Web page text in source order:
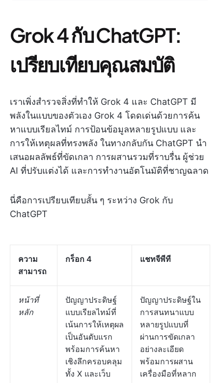
Grok 4 กับ ChatGPT:
เปรียบเทียบคุณสมบัติ
เราเพิ่งสำรวจสิ่งที่ทำให้ Grok 4 และ ChatGPT มี
พลังในแบบของตัวเอง Grok 4 โดดเด่นด้วยการค้น
หาแบบเรียลไทม์ การป้อนข้อมูลหลายรูปแบบ และ
การให้เหตุผลที่ทรงพลัง ในทางกลับกัน ChatGPT นำ
เสนอผลลัพธ์ที่ขัดเกลา การผสานรวมที่ราบรื่น ผู้ช่วย
AI ที่ปรับแต่งได้ และการทำงานอัตโนมัติที่ชาญฉลาด
นี่คือการเปรียบเทียบสั้น ๆ ระหว่าง Grok กับ
ChatGPT
ความ
สามารถ
กร็อก 4 แชทจีพีที
หน้าที่
หลัก
ปัญญาประดิษฐ์
แบบเรียลไทม์ที่
เน้นการให้เหตุผล
เป็นอันดับแรก
พร้อมการค้นหา
เชิงลึกครอบคลุม
ทั้ง X และเว็บ
ปัญญาประดิษฐ์ใน
การสนทนาแบบ
หลายรูปแบบที่
ผ่านการขัดเกลา
อย่างละเอียด
พร้อมการผสาน
เครื่องมือที่หลาก